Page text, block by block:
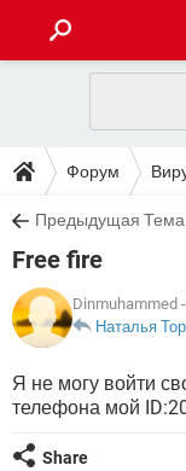
INSTAGRAM
ИГРЫ
ВКОНТАКТЕ
GOOGLE
ПОЛЕЗНЫЕ
TIKTOK
WINDOWS 10
YANDEX
ЗАГРУЗКИ
TIKTOK
WHATSAPP
FACEBOOK
WINDOWS 10
YANDEX
TIKTOK
FACEBOOK
WINDOWS 10
ЭНЦИКЛОПЕДИЯ
TIKTOK
FACEBOOK
Форум
Предыдущая Тема
Free fire
Dinmuhammed
Наталья
Я не могу войти
телефона мой
Share